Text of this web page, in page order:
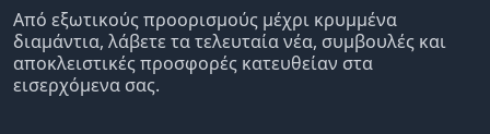
Από εξωτικούς προορισμούς μέχρι κρυμμένα
διαμάντια, λάβετε τα τελευταία νέα, συμβουλές και
αποκλειστικές προσφορές κατευθείαν στα
εισερχόμενα σας.